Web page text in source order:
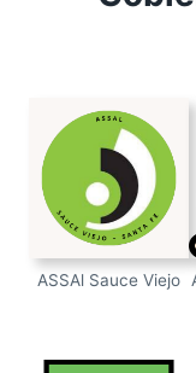
ASSAl Sauce Viejo